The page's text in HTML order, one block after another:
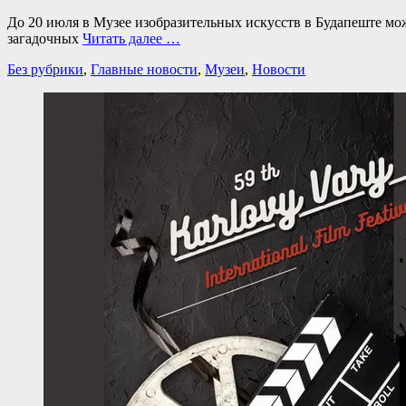
До 20 июля в Музее изобразительных искусств в Будапеште
загадочных Читать далее …
Категории
Без рубрики, Главные новости, Музеи, Новости